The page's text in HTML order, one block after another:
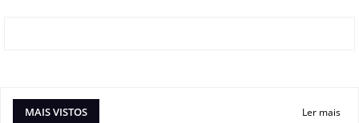
MAIS VISTOS Ler mais